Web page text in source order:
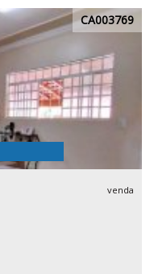
CA003769
venda